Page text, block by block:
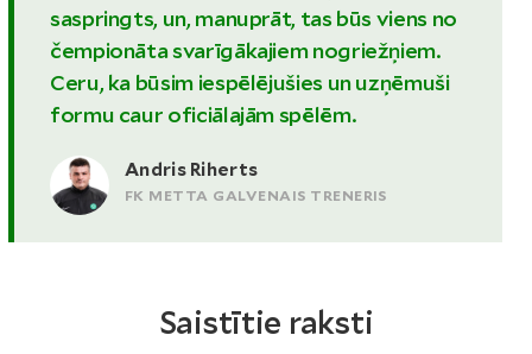
saspringts, un, manuprāt, tas būs viens no
čempionāta svarīgākajiem nogriežņiem.
Ceru, ka būsim iespēlējušies un uzņēmuši
formu caur oficiālajām spēlēm.
Andris Riherts
FK METTA GALVENAIS TRENERIS
Saistītie raksti